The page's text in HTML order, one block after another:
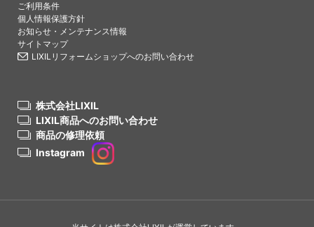
ご利用条件
個人情報保護方針
お知らせ・メンテナンス情報
サイトマップ
LIXILリフォームショップへのお問い合わせ
株式会社LIXIL
LIXIL商品へのお問い合わせ
商品の修理依頼
Instagram